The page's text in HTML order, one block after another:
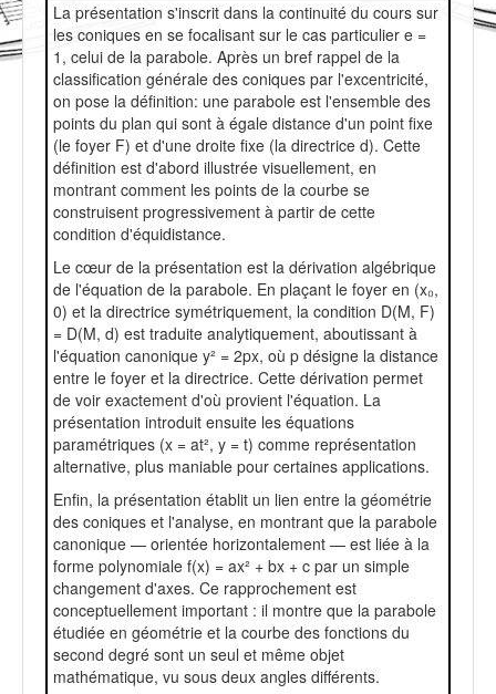
La présentation s'inscrit dans la continuité du cours sur
les coniques en se focalisant sur le cas particulier e =
1, celui de la parabole. Après un bref rappel de la
classification générale des coniques par l'excentricité,
on pose la définition: une parabole est l'ensemble des
points du plan qui sont à égale distance d'un point fixe
(le foyer F) et d'une droite fixe (la directrice d). Cette
définition est d'abord illustrée visuellement, en
montrant comment les points de la courbe se
construisent progressivement à partir de cette
condition d'équidistance.
Le cœur de la présentation est la dérivation algébrique
de l'équation de la parabole. En plaçant le foyer en (x₀,
0) et la directrice symétriquement, la condition D(M, F)
= D(M, d) est traduite analytiquement, aboutissant à
l'équation canonique y² = 2px, où p désigne la distance
entre le foyer et la directrice. Cette dérivation permet
de voir exactement d'où provient l'équation. La
présentation introduit ensuite les équations
paramétriques (x = at², y = t) comme représentation
alternative, plus maniable pour certaines applications.
Enfin, la présentation établit un lien entre la géométrie
des coniques et l'analyse, en montrant que la parabole
canonique — orientée horizontalement — est liée à la
forme polynomiale f(x) = ax² + bx + c par un simple
changement d'axes. Ce rapprochement est
conceptuellement important : il montre que la parabole
étudiée en géométrie et la courbe des fonctions du
second degré sont un seul et même objet
mathématique, vu sous deux angles différents.